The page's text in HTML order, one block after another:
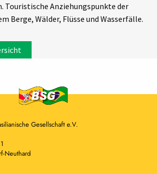
Touristische Anziehungspunkte der
Berge, Wälder, Flüsse und Wasserfälle.
Gesellschaft e.V.
Neuthard